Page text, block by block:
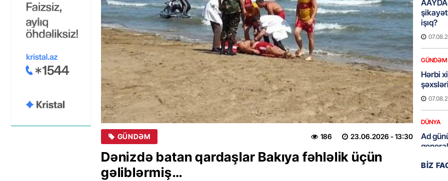
GÜNDƏM 23.06.2026 - 13:30
186
Dənizdə batan qardaşlar Bakıya fəhləlik üçün
gəliblərmiş…
şikayət
işıq?
GÜNDƏM
Hərbi
DÜNYA
Ad
BIZ